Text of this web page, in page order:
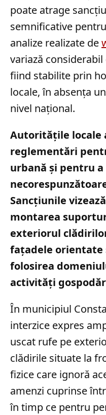
poate atrage
semnificative
analize realizate de
variază
fiind stabilite prin
locale, în absența
nivel național.
Autoritățile locale
reglementări
urbană și pentru
Sancțiunile
montarea
exteriorul
fațadele orientate
folosirea
activități
În municipiul
interzice expres
uscat rufe pe
clădirile situate la
fizice care ignoră
amenzi cuprinse
în timp ce pentru